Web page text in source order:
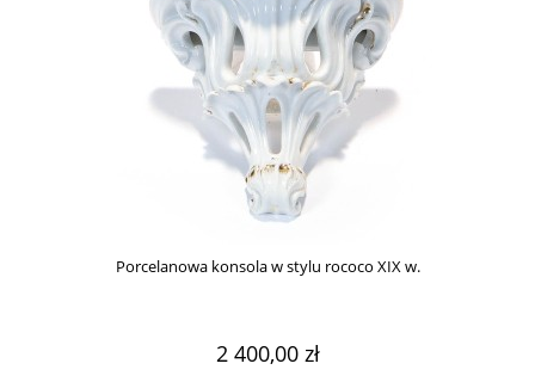
Porcelanowa konsola w stylu rococo XIX w.
2 400,00 zł